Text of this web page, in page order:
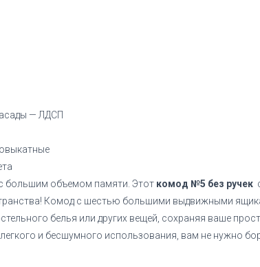
— ЛДСП
большим объемом памяти. Этот комод №5 без ручек
Комод с шестью большими выдвижными
белья или других вещей, сохраняя ваше
и бесшумного использования, вам не нужно